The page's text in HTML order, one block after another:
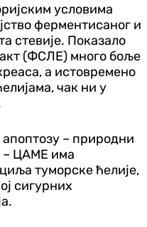
условима
ферментисаног и
стевије. Показало
(ФСЛЕ) много боље
а истовремено
чак ни у
– природни
– ЦАМЕ има
туморске ћелије,
сигурних